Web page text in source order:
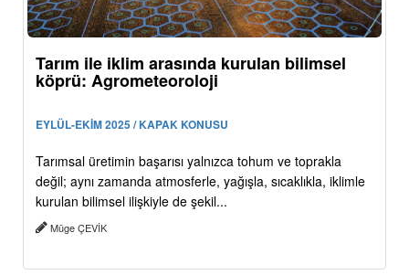
Tarım ile iklim arasında kurulan bilimsel
köprü: Agrometeoroloji
EYLÜL-EKİM 2025 / KAPAK KONUSU
Tarımsal üretimin başarısı yalnızca tohum ve toprakla
değil; aynı zamanda atmosferle, yağışla, sıcaklıkla, iklimle
kurulan bilimsel ilişkiyle de şekil...
Müge ÇEVİK